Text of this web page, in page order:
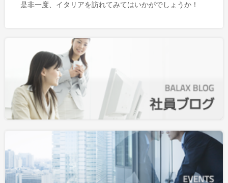
是非一度、イタリアを訪れてみてはいかがでしょうか！